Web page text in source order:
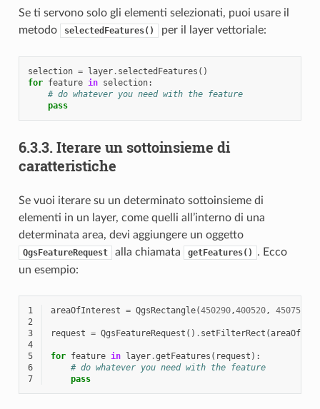
Se ti servono solo gli elementi selezionati, puoi usare il
metodo
selectedFeatures() per il layer vettoriale:
selection = layer. selectedFeatures ()
for feature in selection:
# do whatever you need with the feature
pass
6.3.3. Iterare un sottoinsieme di
caratteristiche
Se vuoi iterare su un determinato sottoinsieme di
elementi in un layer, come quelli all’interno di una
determinata area, devi aggiungere un oggetto
QgsFeatureRequest alla chiamata getFeatures()
. Ecco
un esempio:
1 areaOfInterest = QgsRectangle(450290,400520, 450750
2
3
request = QgsFeatureRequest () . setFilterRect (
4
5
for feature in layer.getFeatures ( request ):
6
# do whatever you need with the feature
7
pass